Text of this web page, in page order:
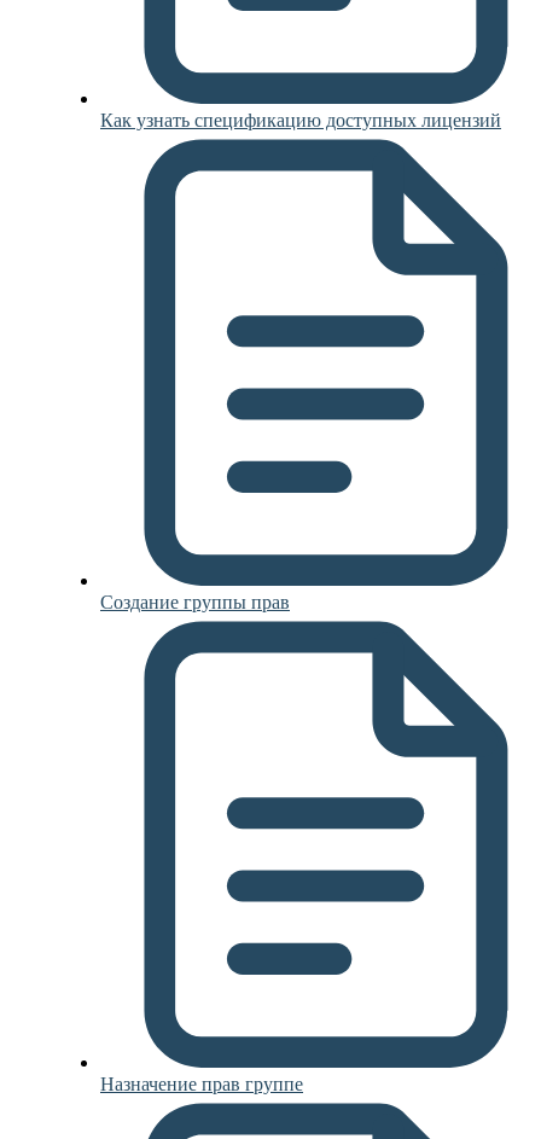
Как узнать спецификацию доступных лицензий
Создание группы прав
Назначение прав группе